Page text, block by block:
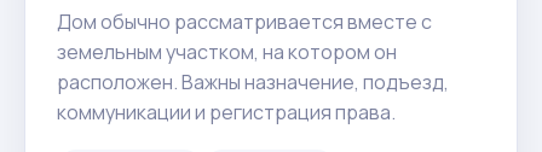
Дом обычно рассматривается вместе с
земельным участком, на котором он
расположен. Важны назначение, подъезд,
коммуникации и регистрация права.